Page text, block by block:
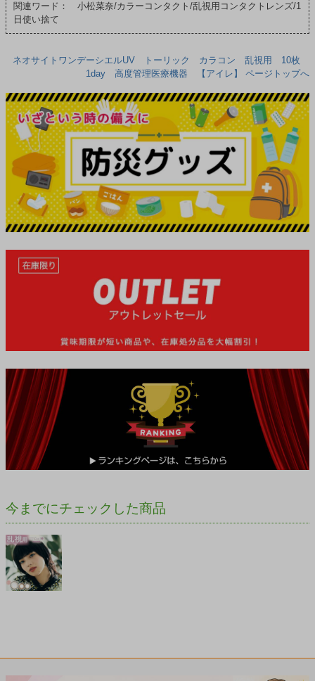
関連ワード： 小松菜奈/カラーコンタクト/乱視用コンタクトレンズ/1
日使い捨て
ネオサイトワンデーシエルUV トーリック カラコン 乱視用 10枚
1day 高度管理医療機器 【アイレ】 ページトップへ
今までにチェックした商品